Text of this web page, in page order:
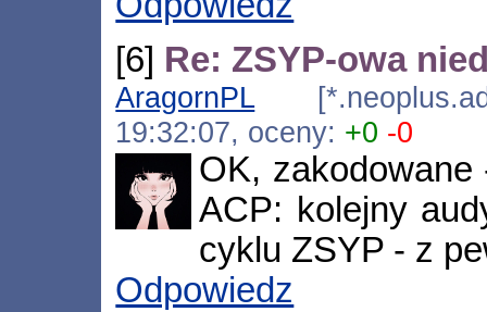
[6] Re: ZSYP-owa
AragornPL
19:32:07, oceny: +0 -0
OK, zakodowane
ACP: kolejny
cyklu ZSYP - z
Odpowiedz